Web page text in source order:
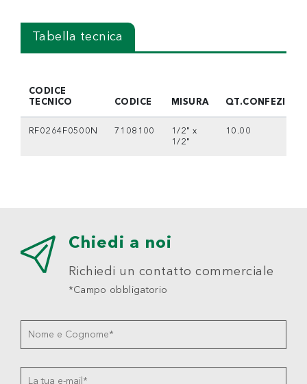
Tabella tecnica
CODICE
TECNICO
CODICE MISURA QT.CONFEZIONE
RF0264F0500N 7108100
1/2" x
1/2"
10.00
Chiedi a noi
Richiedi un contatto commerciale
*Campo obbligatorio